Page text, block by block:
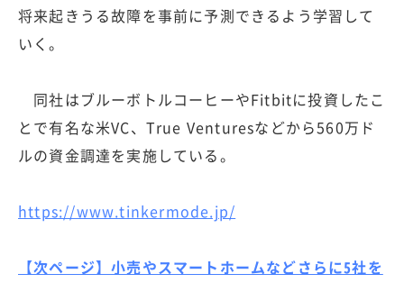
将来起きうる故障を事前に予測できるよう学習して
いく。
同社はブルーボトルコーヒーやFitbitに投資したこ
とで有名な米VC、True Venturesなどから560万ド
ルの資金調達を実施している。
https://www.tinkermode.jp/
【次ページ】小売やスマートホームなどさらに5社を